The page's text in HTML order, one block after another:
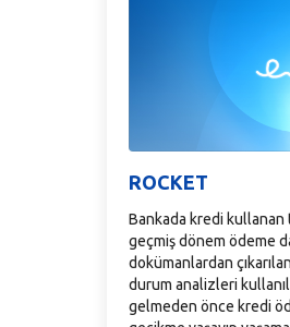
ROCKET
Bankada kredi
geçmiş dönem ödeme
dokümanlardan
durum analizleri
gelmeden önce kredi